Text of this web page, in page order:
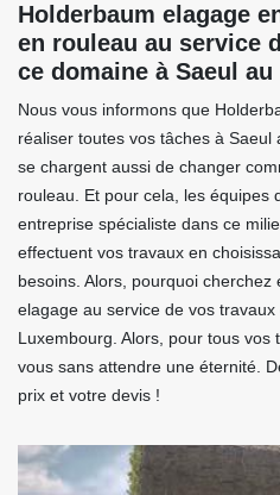
Holderbaum elagage
en rouleau au service
ce domaine à Saeul
Nous vous informons que
réaliser toutes vos tâches à
se chargent aussi de changer
rouleau. Et pour cela, les équipes
entreprise spécialiste dans ce
effectuent vos travaux en
besoins. Alors, pourquoi
elagage au service de vos
Luxembourg. Alors, pour tous vos
vous sans attendre une éternité.
prix et votre devis !